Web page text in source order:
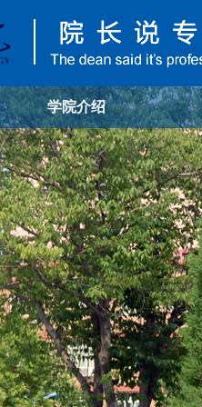
学院介绍